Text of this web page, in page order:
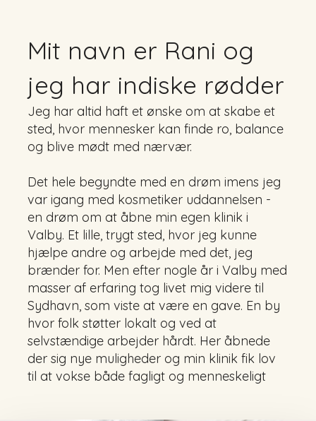
Mit navn er Rani og
jeg har indiske rødder
​Jeg har altid haft et ønske om at skabe et
sted, hvor mennesker kan finde ro, balance
og blive mødt med nærvær.
​Det hele begyndte med en drøm imens jeg
var igang med kosmetiker uddannelsen -
en drøm om at åbne min egen klinik i
Valby. Et lille, trygt sted, hvor jeg kunne
hjælpe andre og arbejde med det, jeg
brænder for. Men efter nogle år i Valby med
masser af erfaring tog livet mig videre til
Sydhavn, som viste at være en gave. En by
hvor folk støtter lokalt og ved at
selvstændige arbejder hårdt. Her åbnede
der sig nye muligheder og min klinik fik lov
til at vokse både fagligt og menneskeligt